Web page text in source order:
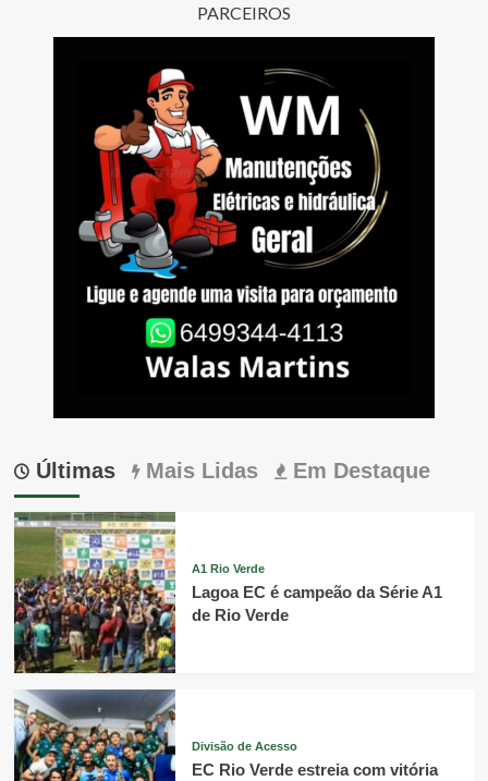
PARCEIROS
Últimas Mais Lidas Em Destaque
A1 Rio Verde
Lagoa EC é campeão da Série A1
de Rio Verde
Divisão de Acesso
EC Rio Verde estreia com vitória